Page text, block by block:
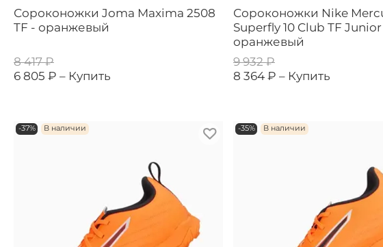
Сороконожки Joma Maxima 2508
TF - оранжевый
8 417 ₽
6 805 ₽ – Купить
Сороконожки Nike
Superfly 10 Club TF
оранжевый
9 932 ₽
8 364 ₽ – Купить
-37% В наличии -35% В наличии